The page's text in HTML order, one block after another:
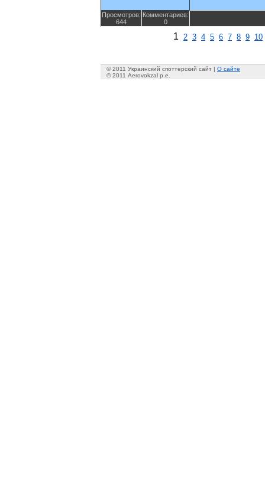
Просмотров:
644
Комментариев:
0
1 2 3 4 5 6 7 8 9 10
© 2011 Украинский споттерский сайт | О сайте
© 2011 Aerovokzal p.e.